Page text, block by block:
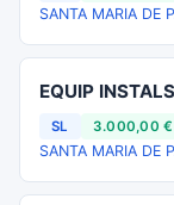
SANTA MARIA DE
EQUIP
SL 3.000,00 €
SANTA MARIA DE